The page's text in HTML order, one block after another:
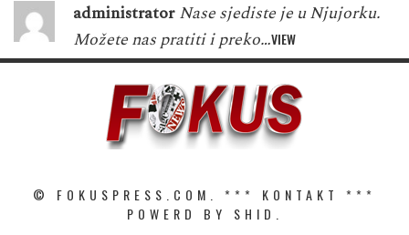
administrator Nase sjediste je u Njujorku.
Možete nas pratiti i preko…VIEW
© FOKUSPRESS.COM. *** KONTAKT
***
POWERD BY SHID.